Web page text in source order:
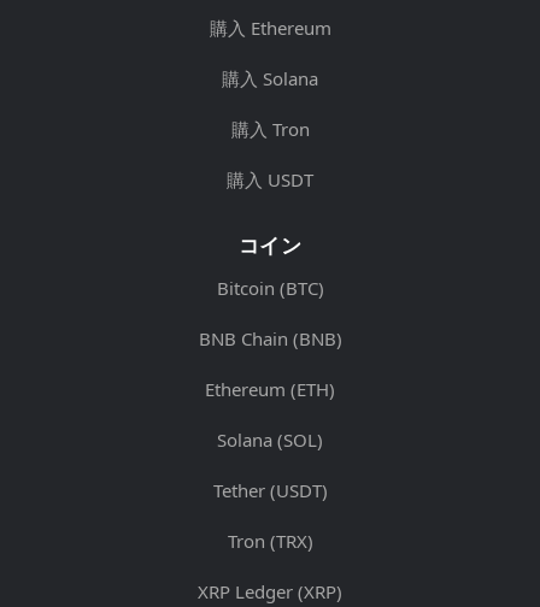
購入 Ethereum
購入 Solana
購入 Tron
購入 USDT
コイン
Bitcoin (BTC)
BNB Chain (BNB)
Ethereum (ETH)
Solana (SOL)
Tether (USDT)
Tron (TRX)
XRP Ledger (XRP)